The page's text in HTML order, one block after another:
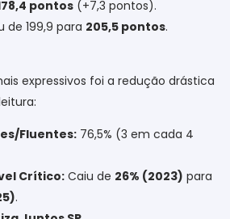
pontos (+7,3 pontos).
de 199,9 para 205,5 pontos.
expressivos foi a redução drástica
Fluentes: 76,5% (3 em cada 4
Crítico: Caiu de 26% (2023) para
.